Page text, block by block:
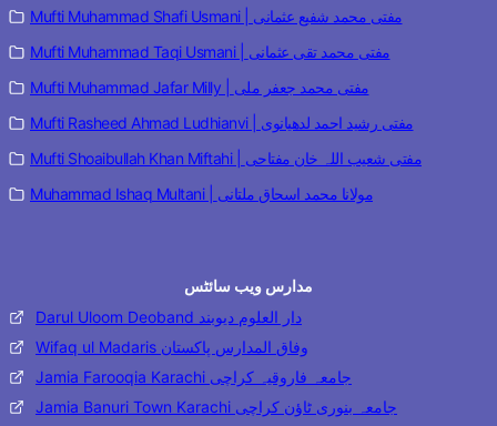
Mufti Muhammad Shafi Usmani | مفتی محمد شفیع عثمانی
Mufti Muhammad Taqi Usmani | مفتی محمد تقی عثمانی
Mufti Muhammad Jafar Milly | مفتی محمد جعفر ملی
Mufti Rasheed Ahmad Ludhianvi | مفتی رشید احمد لدھیانوی
Mufti Shoaibullah Khan Miftahi | مفتی شعیب اللہ خان مفتاحی
Muhammad Ishaq Multani | مولانا محمد اسحاق ملتانی
مدارس ویب سائٹس
Darul Uloom Deoband دار العلوم دیوبند
Wifaq ul Madaris وفاق المدارس پاکستان
Jamia Farooqia Karachi جامعہ فاروقیہ کراچی
Jamia Banuri Town Karachi جامعہ بنوری ٹاؤن کراچی